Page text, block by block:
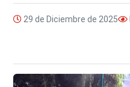
29 de Diciembre de 2025